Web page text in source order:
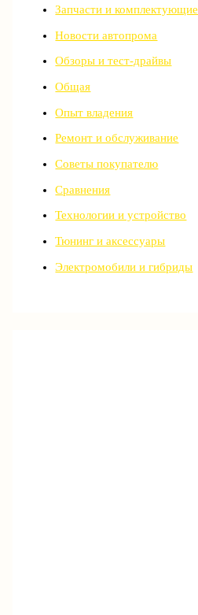
Запчасти и комплектующие
Новости автопрома
Обзоры и тест-драйвы
Общая
Опыт владения
Ремонт и обслуживание
Советы покупателю
Сравнения
Технологии и устройство
Тюнинг и аксессуары
Электромобили и гибриды